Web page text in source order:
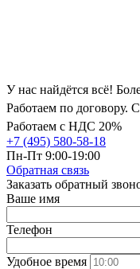
У нас найдётся всё!
Работаем по договору.
Работаем с НДС 20%
+7 (495) 580-58-18
Пн-Пт 9:00-19:00
Обратная связь
Заказать обратный
Ваше имя
Телефон
Удобное время